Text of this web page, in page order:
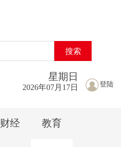
搜索
登陆
星期 日
2026年07月17日
财经 教育